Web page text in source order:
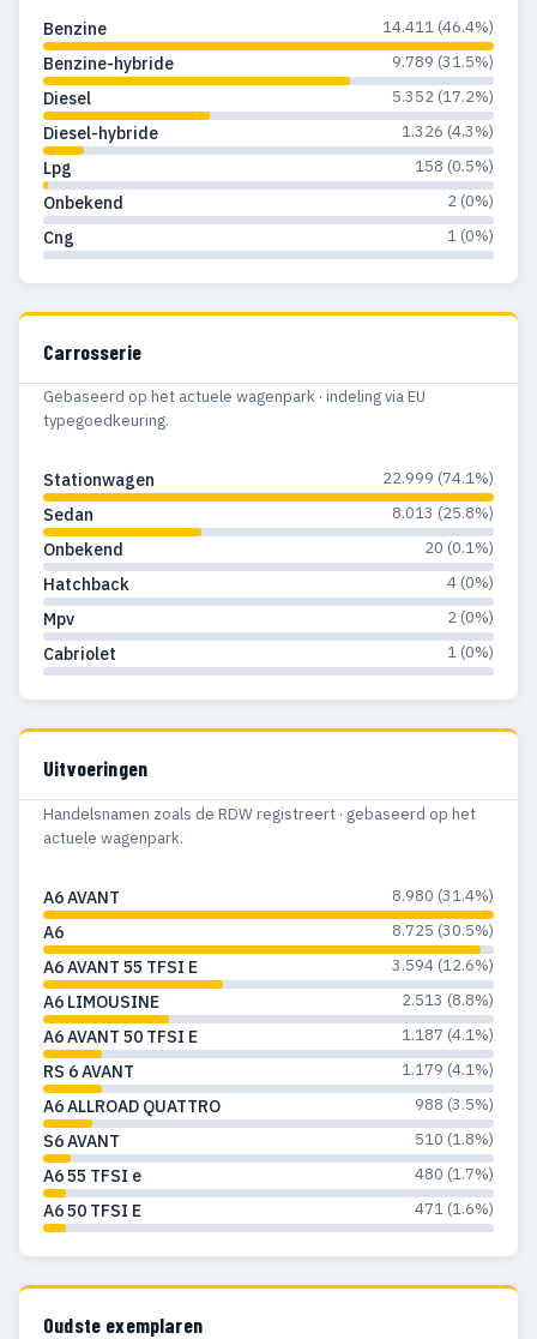
Benzine 14.411 (46.4%)
Benzine-hybride 9.789 (31.5%)
Diesel 5.352 (17.2%)
Diesel-hybride 1.326 (4.3%)
Lpg 158 (0.5%)
Onbekend 2 (0%)
Cng 1 (0%)
Carrosserie
Gebaseerd op het actuele wagenpark · indeling via EU
typegoedkeuring.
Stationwagen 22.999 (74.1%)
Sedan 8.013 (25.8%)
Onbekend 20 (0.1%)
Hatchback 4 (0%)
Mpv 2 (0%)
Cabriolet 1 (0%)
Uitvoeringen
Handelsnamen zoals de RDW registreert · gebaseerd op het
actuele wagenpark.
A6 AVANT 8.980 (31.4%)
A6 8.725 (30.5%)
A6 AVANT 55 TFSI E 3.594 (12.6%)
A6 LIMOUSINE 2.513 (8.8%)
A6 AVANT 50 TFSI E 1.187 (4.1%)
RS 6 AVANT 1.179 (4.1%)
A6 ALLROAD QUATTRO 988 (3.5%)
S6 AVANT 510 (1.8%)
A6 55 TFSI e 480 (1.7%)
A6 50 TFSI E 471 (1.6%)
Oudste exemplaren